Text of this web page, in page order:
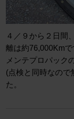
４／９から２日間
離は約76,000Kmで
メンテプロパック
(点検と同時なので
た。